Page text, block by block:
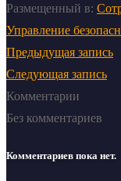
Размещенный в:
Управление
Предыдущая запись
Следующая запись
Комментарии
Без комментариев
Комментариев пока нет.